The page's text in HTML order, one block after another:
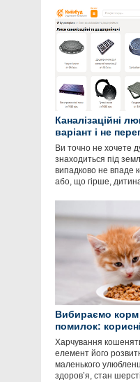
Каналізаційні
варіант і не
Ви точно не хочете
знаходиться під
випадково не впаде
або, що гірше,
Вибираємо корм
помилок:
Харчування
елемент його
маленького
здоров’я, стан